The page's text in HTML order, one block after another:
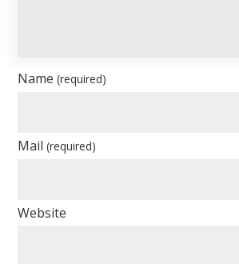
Name(required)
Mail(required)
Website